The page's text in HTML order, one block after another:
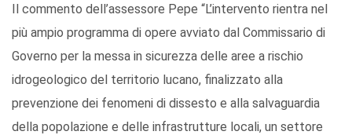
Il commento dell’assessore Pepe “L’intervento rientra nel
più ampio programma di opere avviato dal Commissario di
Governo per la messa in sicurezza delle aree a rischio
idrogeologico del territorio lucano, finalizzato alla
prevenzione dei fenomeni di dissesto e alla salvaguardia
della popolazione e delle infrastrutture locali, un settore